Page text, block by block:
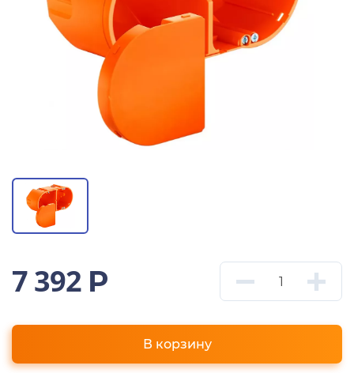
7 392 Р
В корзину